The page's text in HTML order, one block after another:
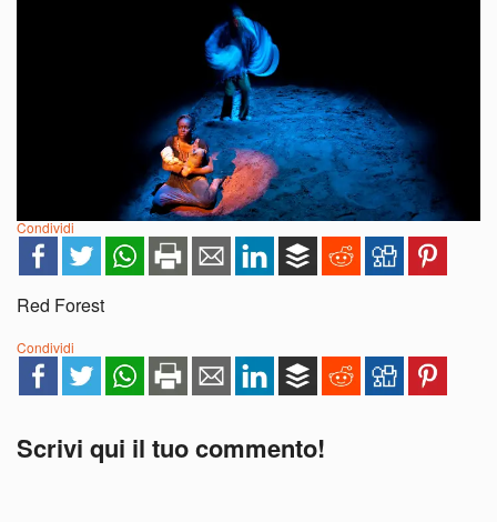
Condividi
Red Forest
Condividi
Scrivi qui il tuo commento!